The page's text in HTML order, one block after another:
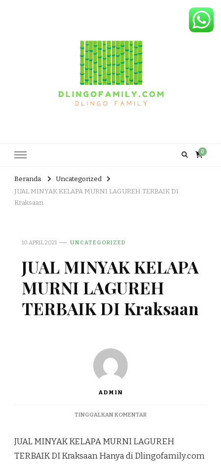
0
Beranda
Uncategorized
JUAL MINYAK KELAPA MURNI LAGUREH TERBAIK DI
Kraksaan
10 APRIL 2021 UNCATEGORIZED
JUAL MINYAK KELAPA
MURNI LAGUREH
TERBAIK DI Kraksaan
ADMIN
TINGGALKAN KOMENTARPADA
KELAPA
MURNI
LAGUREH
JUAL MINYAK KELAPA MURNI LAGUREH
TERBAIK DI Kraksaan Hanya di Dlingofamily.com